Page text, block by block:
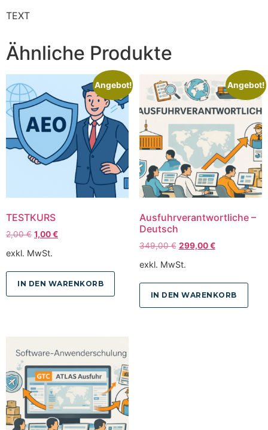
TEXT
Ähnliche Produkte
Angebot!
TESTKURS
2,00€ 1,00€
exkl. MwSt.
IN DEN WARENKORB
Angebot!
Ausfuhrverantwortliche –
Deutsch
349,00€ 299,00€
exkl. MwSt.
IN DEN WARENKORB